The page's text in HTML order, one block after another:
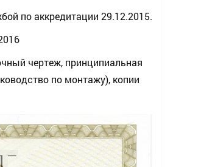
по аккредитации 29.12.2015.
чертеж, принципиальная
по монтажу), копии